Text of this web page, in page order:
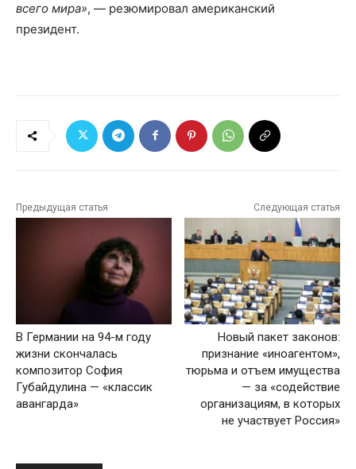
всего мира», — резюмировал американский
президент.
Предыдущая статья
В Германии на 94-м году
жизни скончалась
композитор София
Губайдулина — «классик
авангарда»
Следующая статья
Новый пакет законов:
признание «иноагентом»,
тюрьма и отъем имущества
— за «содействие
организациям, в которых
не участвует Россия»